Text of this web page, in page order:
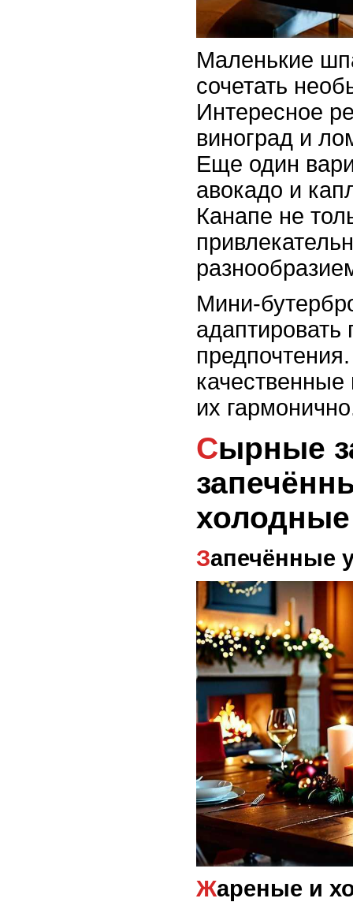
Маленькие
сочетать
Интересное
виноград и
Еще один
авокадо и
Канапе не
Мини-
качественные
их
Сырные закуски:
Запечённые
Жареные и